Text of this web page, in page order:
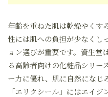
年齢を重ねた肌は乾燥やくす
性には肌への負担が少なくし
ョン選びが重要です。資生堂
る高齢者向けの化粧品シリー
ー力に優れ、肌に自然になじ
「エリクシール」にはエイ